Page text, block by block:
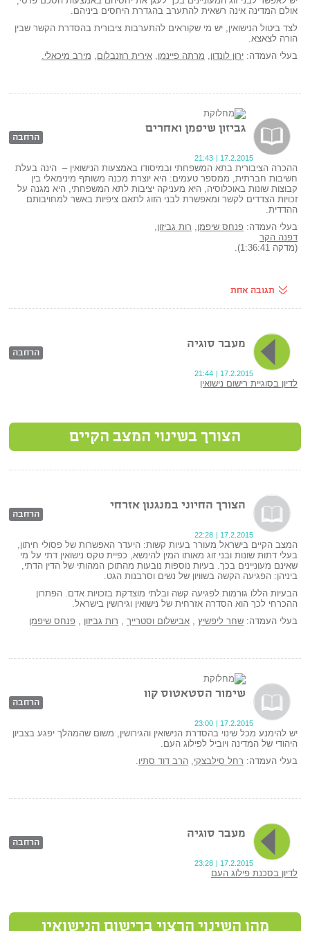
אולם המדינה אינה רשאית להתערב בהגדרת היחסים ביניהם.
לצד ביטול הנישואין, יש מי שקוראים להתערבות ציבורית בהסדרת הקשר שבין
הורה לצאצא.
בעלי העמדה: ירון לונדון, מרתה פיינמן, אירית רוזנבלום, מירב מיכאלי.
גביזון שיפמן ואחרים
הרחבה
17.2.2015
|
21:43
ההכרה הציבורית בתא המשפחתי ובמיסודו באמצעות הנישואין – הינה בעלת
חשיבות חברתית, ממספר טעמים: היא יוצרת מכנה משותף מינימאלי בין
קבוצות שונות באוכלוסיה, היא מעניקה יציבות לתא המשפחתי, היא מגנה על
זכויות הצדדים לקשר ומאפשרת לבני הזוג לתאם ציפיות באשר למחויבותם
ההדדית.
בעלי העמדה: פנחס שיפמן, רות גביזון,
דפנה הקר
(מדקה 1:36:41).
תגובה אחת
מעבר סוגיה
הרחבה
17.2.2015
|
21:44
לדיון בסוגיית רישום נישואין
הצורך בשינוי המצב הקיים
הצורך החיוני במנגנון אזרחי
הרחבה
17.2.2015
|
22:28
המצב הקיים בישראל מעורר בעיות קשות: היעדר האפשרות של פסולי חיתון,
בעלי דתות שונות ובני זוג מאותו המין להינשא, כפיית טקס נישואין דתי על מי
שאינם מעוניינים בכך. בעיות נוספות נובעות מהתוכן המהותי של הדין הדתי,
ביניהן: הפגיעה הקשה בשוויון של נשים וסרבנות הגט.
הבעיות הללו גורמות לפגיעה קשה ובלתי מוצדקת בזכויות אדם. הפתרון
ההכרחי לכך הוא הסדרה אזרחית של נישואין וגירושין בישראל.
בעלי העמדה: שחר ליפשיץ , אבישלום וסטרייך , רות גביזון , פנחס שיפמן
שימור הסטאטוס קוו
הרחבה
17.2.2015
|
23:00
יש להימנע מכל שינוי בהסדרת הנישואין והגירושין, משום שהמהלך יפגע בצביון
היהודי של המדינה ויוביל לפילוג העם.
בעלי העמדה: רחל סילבצקי, הרב דוד סתיו.
מעבר סוגיה
הרחבה
17.2.2015
|
23:28
לדיון בסכנת פילוג העם
מהו השינוי הרצוי ברישום הנישואין